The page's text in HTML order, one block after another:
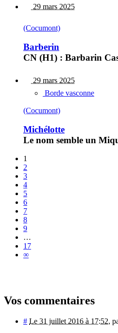
29 mars 2025
(Cocumont)
Barberin
CN (H1) : Barbarin
29 mars 2025
Borde vasconne
(Cocumont)
Michélotte
Le nom semble un
1
2
3
4
5
6
7
8
9
…
17
∞
Vos commentaires
# Le 31 juillet 2016 à 17:52,